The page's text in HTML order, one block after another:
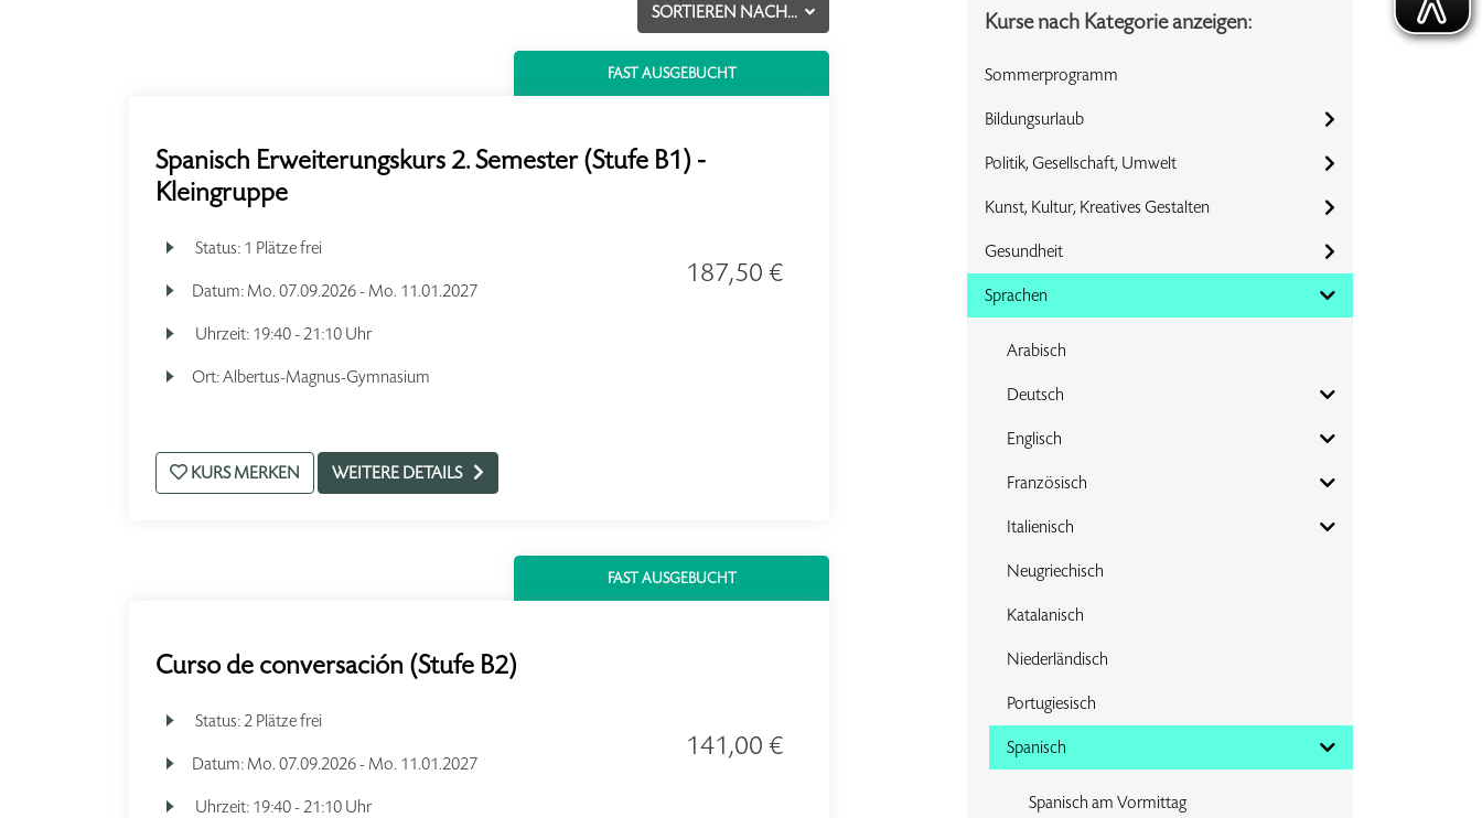
SORTIEREN NACH...
FAST AUSGEBUCHT
Spanisch Erweiterungskurs 2. Semester (Stufe B1) -
Kleingruppe
Status: 1 Plätze frei
Datum: Mo. 07.09.2026 - Mo. 11.01.2027
Uhrzeit: 19:40 - 21:10 Uhr
Ort:Albertus-Magnus-Gymnasium
187,50 €
KURS MERKEN WEITERE DETAILS
FAST AUSGEBUCHT
Curso de conversación (Stufe B2)
Status:2 Plätze frei
Datum: Mo. 07.09.2026 - Mo. 11.01.2027
Uhrzeit: 19:40 - 21:10 Uhr
141,00 €
Kurse nach Kategorie anzeigen:
Sommerprogramm
Bildungsurlaub
Politik, Gesellschaft, Umwelt
Kunst, Kultur, Kreatives Gestalten
Gesundheit
Sprachen
Arabisch
Deutsch
Englisch
Französisch
Italienisch
Neugriechisch
Katalanisch
Niederländisch
Portugiesisch
Spanisch
Spanisch am Vormittag